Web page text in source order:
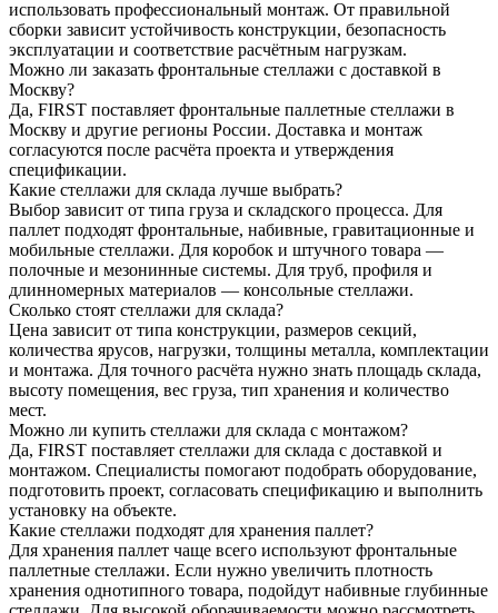
использовать профессиональный монтаж. От правильной
сборки зависит устойчивость конструкции, безопасность
эксплуатации и соответствие расчётным нагрузкам.
Можно ли заказать фронтальные стеллажи с доставкой в
Москву?
Да, FIRST поставляет фронтальные паллетные стеллажи в
Москву и другие регионы России. Доставка и монтаж
согласуются после расчёта проекта и утверждения
спецификации.
Какие стеллажи для склада лучше выбрать?
Выбор зависит от типа груза и складского процесса. Для
паллет подходят фронтальные, набивные, гравитационные и
мобильные стеллажи. Для коробок и штучного товара —
полочные и мезонинные системы. Для труб, профиля и
длинномерных материалов — консольные стеллажи.
Сколько стоят стеллажи для склада?
Цена зависит от типа конструкции, размеров секций,
количества ярусов, нагрузки, толщины металла, комплектации
и монтажа. Для точного расчёта нужно знать площадь склада,
высоту помещения, вес груза, тип хранения и количество
мест.
Можно ли купить стеллажи для склада с монтажом?
Да, FIRST поставляет стеллажи для склада с доставкой и
монтажом. Специалисты помогают подобрать оборудование,
подготовить проект, согласовать спецификацию и выполнить
установку на объекте.
Какие стеллажи подходят для хранения паллет?
Для хранения паллет чаще всего используют фронтальные
паллетные стеллажи. Если нужно увеличить плотность
хранения однотипного товара, подойдут набивные глубинные